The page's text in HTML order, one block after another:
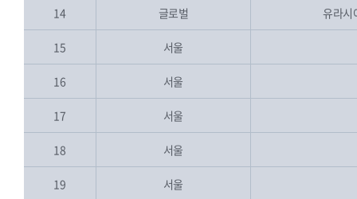
14 글로벌 유라시
15 서울
16 서울
17 서울
18 서울
19 서울